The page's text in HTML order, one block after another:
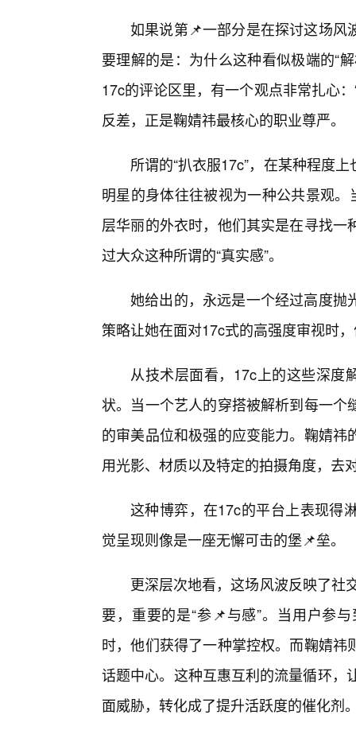
如果说第📌一部分是在探讨这场风
要理解的是：为什么这种看似极端的“
17c的评论区里，有一个观点非常扎心
反差，正是鞠婧祎最核心的职业尊严。
所谓的“扒衣服17c”，在某种程度
明星的身体往往被视为一种公共景观
层华丽的外衣时，他们其实是在寻找
过大众这种所谓的“真实感”。
她给出的，永远是一个经过高度抛
策略让她在面对17c式的高强度审视时
从技术层面看，17c上的这些深度
状。当一个艺人的穿搭被解析到每一
的审美品位和极强的应变能力。鞠婧
用光影、材质以及特定的拍摄角度，去
这种博弈，在17c的平台上表现得
觉呈现则像是一座无懈可击的堡📌垒。
更深层次地看，这场风波反映了社
要，重要的是“参📌与感”。当用户参
时，他们获得了一种掌控权。而鞠婧
话题中心。这种互惠互利的流量循环，
面威胁，转化成了提升活跃度的催化剂